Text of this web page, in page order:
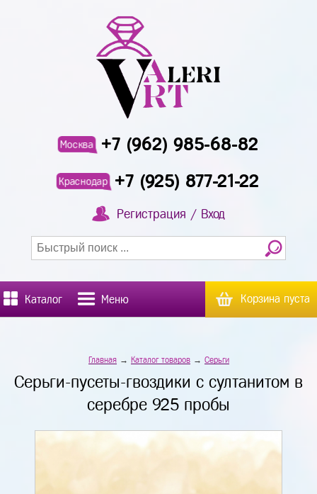
Москва +7 (962) 985-68-82
Краснодар +7 (925) 877-21-22
Регистрация / Вход
Каталог Меню Корзина пуста
Главная→ Каталог товаров→ Серьги
Серьги-пусеты-гвоздики с султанитом в
серебре 925 пробы